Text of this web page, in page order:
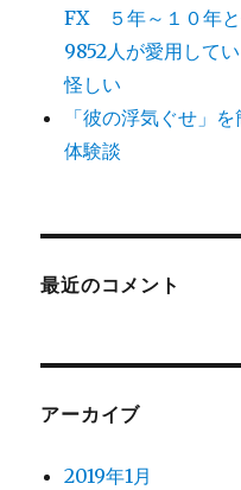
FX ５年～１０年
9852人が愛用して
怪しい
「彼の浮気ぐせ」
体験談
最近のコメント
アーカイブ
2019年1月